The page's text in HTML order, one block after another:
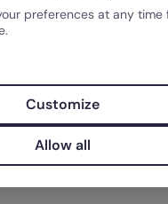
preferences at any time
Customize
Allow all